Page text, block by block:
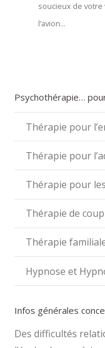
soucieux de votre
l’avion...
Psychothérapie…
Thérapie pour
Thérapie pour
Thérapie pour
Thérapie de
Thérapie
Hypnose et
Infos générales
Des difficultés